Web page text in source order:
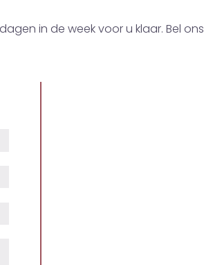
in de week voor u klaar. Bel ons